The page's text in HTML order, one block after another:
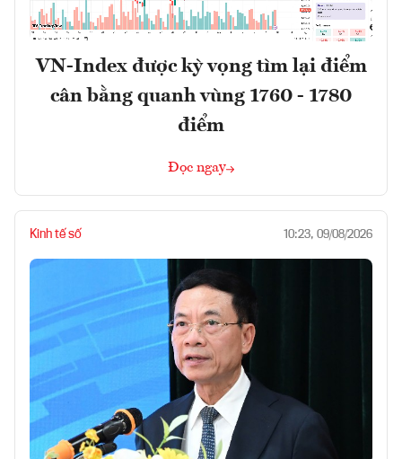
VN-Index được kỳ vọng tìm lại điểm
cân bằng quanh vùng 1760 - 1780
điểm
Đọc ngay
Kinh tế số 10:23, 09/08/2026